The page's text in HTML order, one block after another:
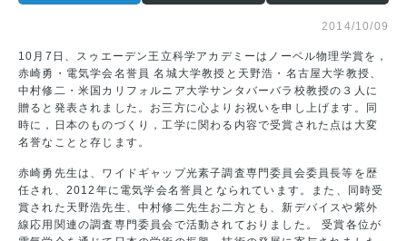
2014/10/09
10月7日、スゥエーデン王立科学アカデミーはノーベル物理学賞を，
赤崎勇・電気学会名誉員 名城大学教授と天野浩・名古屋大学教授、
中村修二・米国カリフォルニア大学サンタバーバラ校教授の３人に
贈ると発表されました。お三方に心よりお祝いを申し上げます。同
時に，日本のものづくり，工学に関わる内容で受賞された点は大変
名誉なことと存じます。
赤崎勇先生は、ワイドギャップ光素子調査専門委員会委員長等を歴
任され、2012年に電気学会名誉員となられています。また、同時受
賞された天野浩先生、中村修二先生お二方とも、新デバイスや紫外
線応用関連の調査専門委員会で活動されておりました。 受賞各位が